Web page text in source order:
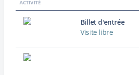
ACTIVITÉ
Billet d'entrée
Visite libre